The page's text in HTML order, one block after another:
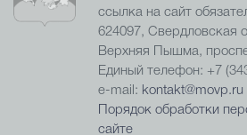
ссылка на сайт
624097, Свердловская
Верхняя Пышма,
Единый телефон: +7
e-mail: kontakt@movp.ru
Порядок обработки
сайте